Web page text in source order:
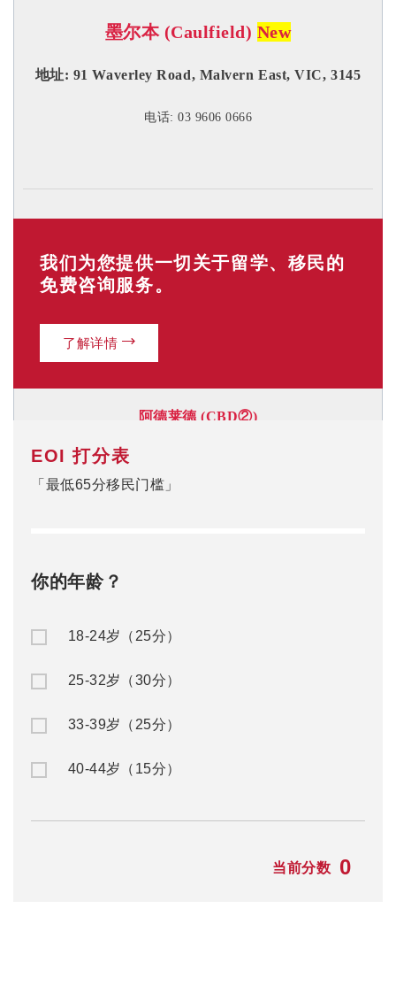
墨尔本 (Caulfield) New
地址: 91 Waverley Road, Malvern East, VIC, 3145
电话: 03 9606 0666
阿德莱德 (CBD①)
阿德莱德 (CBD②)
地址: Room 2, Level 3,
电话: 08 8232 6669
我们为您提供一切关于留学、移民的
免费咨询服务。
了解详情
EOI 打分表
「最低65分移民门槛」
你的年龄？
18-24岁（25分）
25-32岁（30分）
33-39岁（25分）
40-44岁（15分）
当前分数 0